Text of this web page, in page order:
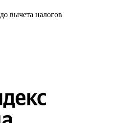
до вычета налогов